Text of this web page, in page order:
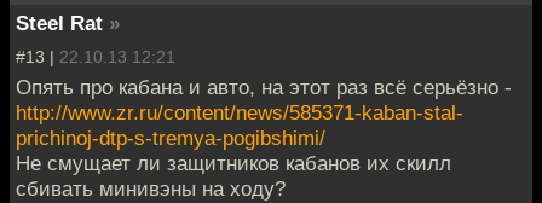
Steel Rat »
#13 | 22.10.13 12:21
Опять про кабана и авто, на этот раз всё серьёзно -
http://www.zr.ru/content/news/585371-kaban-stal-
prichinoj-dtp-s-tremya-pogibshimi/
Не смущает ли защитников кабанов их скилл
сбивать минивэны на ходу?